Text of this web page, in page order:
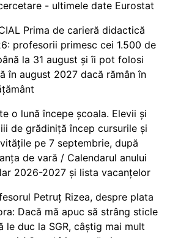
- ultimele date Eurostat
Prima de carieră didactică
profesorii primesc cei 1.500 de
la 31 august și îi pot folosi
în august 2027 dacă rămân în
o lună începe școala. Elevii și
de grădiniță încep cursurile și
pe 7 septembrie, după
de vară / Calendarul anului
2026-2027 și lista vacanțelor
Petruț Rizea, despre plata
Dacă mă apuc să strâng sticle
le duc la SGR, câștig mai mult